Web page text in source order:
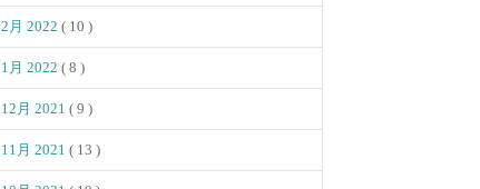
2月 2022 ( 10 )
1月 2022 ( 8 )
12月 2021 ( 9 )
11月 2021 ( 13 )